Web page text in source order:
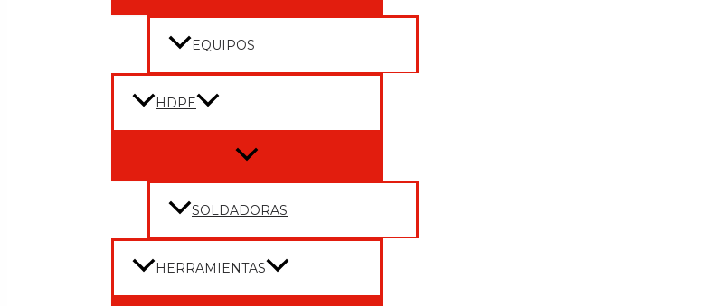
EQUIPOS
HDPE
Menu
SOLDADORAS
HERRAMIENTAS